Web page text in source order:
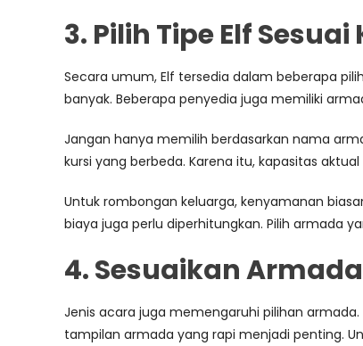
3. Pilih Tipe Elf
Secara umum, Elf tersedia dalam beberapa
banyak. Beberapa penyedia juga memiliki
Jangan hanya memilih berdasarkan nama
kursi yang berbeda. Karena itu, kapasitas
Untuk rombongan keluarga, kenyamanan
biaya juga perlu diperhitungkan. Pilih armada
4. Sesuaikan
Jenis acara juga memengaruhi pilihan
tampilan armada yang rapi menjadi penting.